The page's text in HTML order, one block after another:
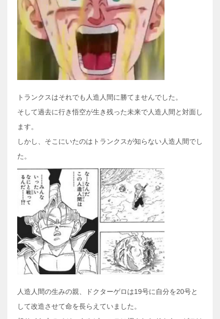
トランクスはそれでも人造人間に勝てませんでした。
そして過去に行き悟空が生き残った未来で人造人間と対面し
ます。
しかし、そこにいたのはトランクスが知らない人造人間でし
た。
人造人間の生みの親、ドクターゲロは19号に自分を20号と
して改造させて命を長らえていました。